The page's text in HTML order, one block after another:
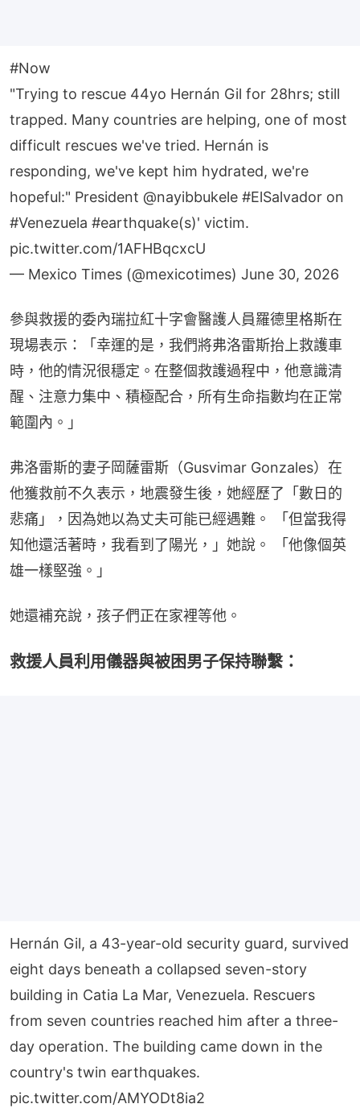
#Now
"Trying to rescue 44yo Hernán Gil for 28hrs; still
trapped. Many countries are helping, one of most
difficult rescues we've tried. Hernán is
responding, we've kept him hydrated, we're
hopeful:" President @nayibbukele #ElSalvador on
#Venezuela #earthquake(s)' victim.
pic.twitter.com/1AFHBqcxcU
— Mexico Times (@mexicotimes) June 30, 2026
參與救援的委內瑞拉紅十字會醫護人員羅德里格斯在
現場表示：「幸運的是，我們將弗洛雷斯抬上救護車
時，他的情況很穩定。在整個救護過程中，他意識清
醒、注意力集中、積極配合，所有生命指數均在正常
範圍內。」
弗洛雷斯的妻子岡薩雷斯（Gusvimar Gonzales）在
他獲救前不久表示，地震發生後，她經歷了「數日的
悲痛」，因為她以為丈夫可能已經遇難。 「但當我得
知他還活著時，我看到了陽光，」她說。 「他像個英
雄一樣堅強。」
她還補充說，孩子們正在家裡等他。
救援人員利用儀器與被困男子保持聯繫：
Hernán Gil, a 43-year-old security guard, survived
eight days beneath a collapsed seven-story
building in Catia La Mar, Venezuela. Rescuers
from seven countries reached him after a three-
day operation. The building came down in the
country's twin earthquakes.
pic.twitter.com/AMYODt8ia2